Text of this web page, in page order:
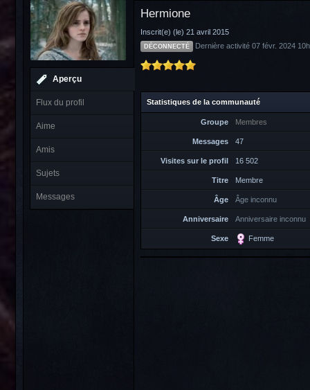
Aperçu
Flux du profil
Aime
Amis
Sujets
Messages
Hermione
Inscrit(e) (le) 21 avril 2015
DÉCONNECTÉ Dernière activité 07 févr. 2024
Statistiques de la communauté
Groupe Membres
Messages 47
Visites sur le profil 16 502
Titre Membre
Âge Âge inconnu
Anniversaire Anniversaire inconnu
Sexe Femme